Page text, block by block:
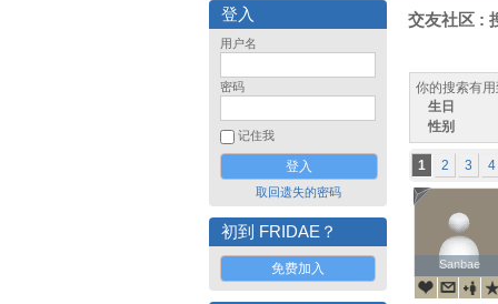
登入
用户名
密码
记住我
取回遗失的密码
初到 FRIDAE？
免费加入
交友社区 :
你的搜索有
生日
性别
1 2 3 4
Sanbae
Sanbae